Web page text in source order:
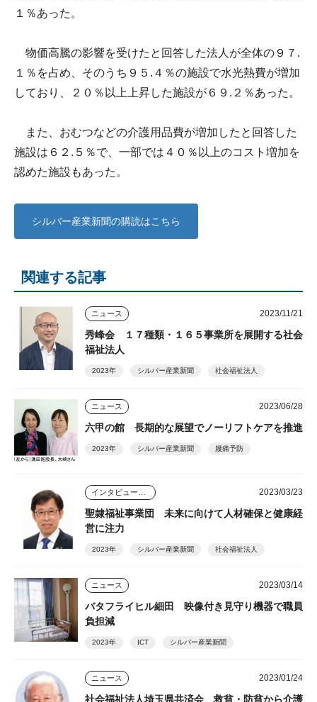
１％あった。
物価高騰の影響を受けたと回答した法人が全体の９７.
１％を占め、そのうち９５.４％の施設で水光熱費が増加
しており、２０％以上上昇した施設が６９.２％あった。
また、おむつなどの介護用品費が増加したと回答した
施設は６２.５％で、一部では４０％以上のコスト増加を
認めた施設もあった。
シルバー産業新聞の購読はこちら
関連する記事
ニュース 2023/11/21
秀峰会 １７種類・１６５事業所を展開する社会
福祉法人
2023年 シルバー産業新聞 社会福祉法人
ニュース 2023/06/28
六甲の館 長期的な展望でノーリフトケアを推進
2023年 シルバー産業新聞 腰痛予防
2023/03/23
聖隷福祉事業団 未来に向けて人材確保と健康経
営に注力
2023年 シルバー産業新聞 社会福祉法人
ニュース 2023/03/14
バタフライヒル細田 映像付き見守り機器で職員
負担減
2023年 ICT シルバー産業新聞
ニュース 2023/01/24
社会福祉法人埼玉県共済会 救貧・防貧から介護